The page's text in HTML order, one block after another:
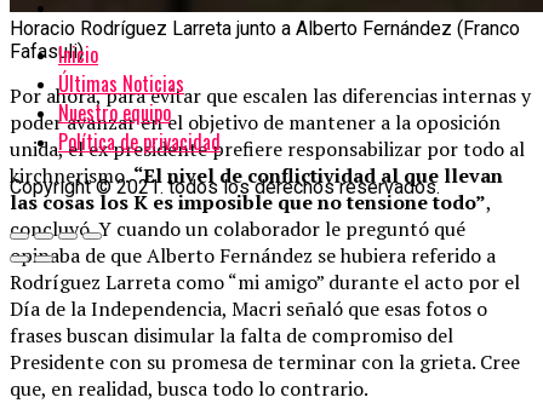
Horacio Rodríguez Larreta junto a Alberto Fernández (Franco
Fafasuli)
Por ahora, para evitar que escalen las diferencias internas y
poder avanzar en el objetivo de mantener a la oposición
unida, el ex presidente prefiere responsabilizar por todo al
kirchnerismo.“El nivel de conflictividad al que llevan
las cosas los K es imposible que no tensione todo”,
concluyó. Y cuando un colaborador le preguntó qué
opinaba de que Alberto Fernández se hubiera referido a
Rodríguez Larreta como “mi amigo” durante el acto por el
Día de la Independencia, Macri señaló que esas fotos o
frases buscan disimular la falta de compromiso del
Presidente con su promesa de terminar con la grieta. Cree
que, en realidad, busca todo lo contrario.
Inicio
Últimas Noticias
Nuestro equipo
Política de privacidad
Copyright © 2021. todos los derechos reservados.